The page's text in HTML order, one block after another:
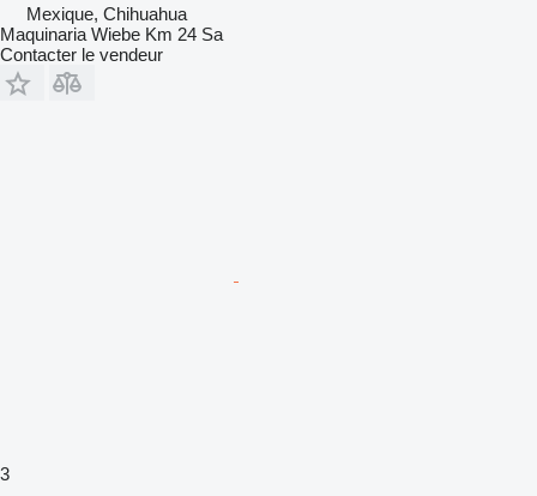
Mexique, Chihuahua
Maquinaria Wiebe Km 24 Sa
Contacter le vendeur
3